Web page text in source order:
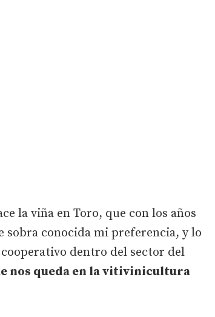
la viña en Toro, que con los años
sobra conocida mi preferencia, y lo
dentro del sector del
nos queda en la vitivinicultura